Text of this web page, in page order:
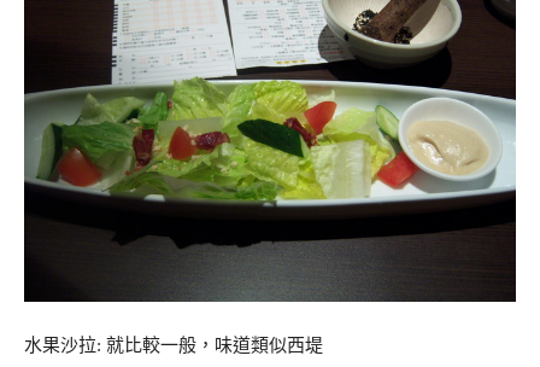
水果沙拉: 就比較一般，味道類似西堤